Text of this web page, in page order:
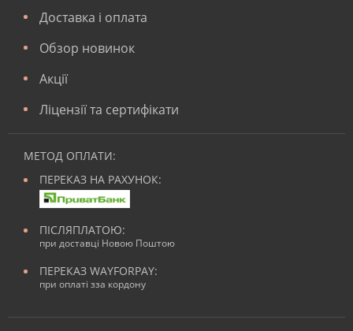
Доставка і оплата
Обзор новинок
Акції
Ліцензії та сертифікати
МЕТОД ОПЛАТИ:
ПЕРЕКАЗ НА РАХУНОК:
ПІСЛЯПЛАТОЮ:
при доставці Новою Поштою
ПЕРЕКАЗ WAYFORPAY:
при оплаті зза кордону